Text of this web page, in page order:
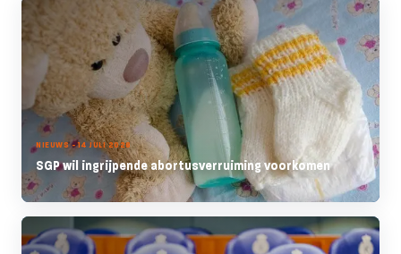
NIEUWS - 14 JULI 2026
SGP wil ingrijpende abortusverruiming voorkomen